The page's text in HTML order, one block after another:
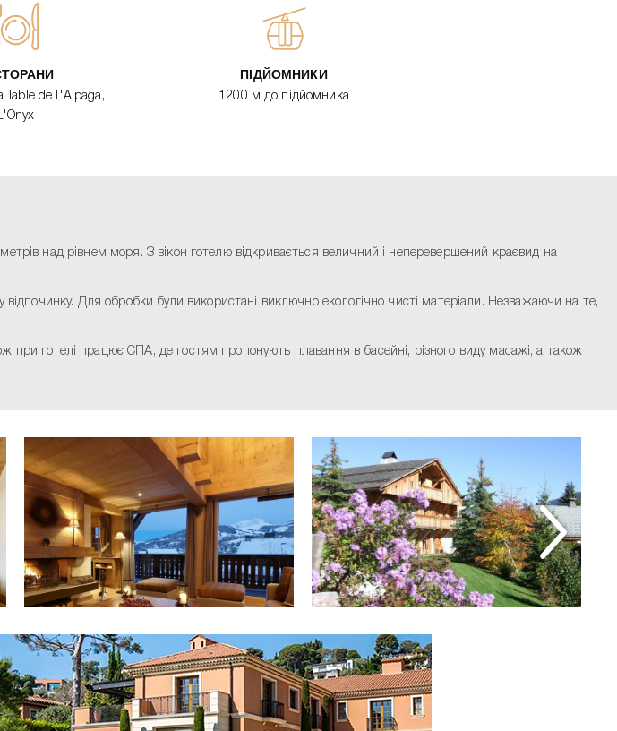
Table de l'Alpaga,
ПІДЙОМНИКИ
1200 м до підйомника
над рівнем моря. З вікон готелю відкривається величний і неперевершений краєвид на
Для обробки були використані виключно екологічно чисті матеріали. Незважаючи на те,
при готелі працює СПА, де гостям пропонують плавання в басейні, різного виду масажі, а також